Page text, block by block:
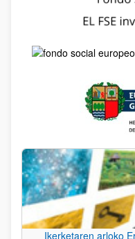
Ikerketaren arloko